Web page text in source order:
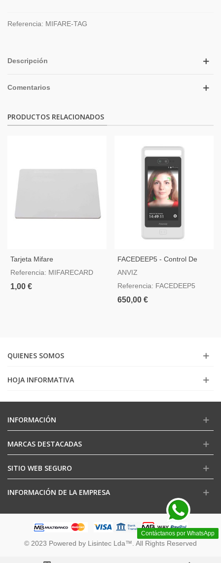
Referencia: MIFARE-TAG
Descripción
Comentarios
PRODUCTOS RELACIONADOS
Tarjeta Mifare
Referencia: MIFARECARD
1,00 €
FACEDEEP5 - Control De
Acceso Y Presencia IP65
ANVIZ
Referencia: FACEDEEP5
650,00 €
QUIENES SOMOS
HOJA INFORMATIVA
Contáctanos por WhatsApp
INFORMACIÓN
MARCAS DESTACADAS
SITIO WEB SEGURO
INFORMACIÓN DE LA EMPRESA
© 2023 Powered by Lisintec Lda™. All Rights Reserved